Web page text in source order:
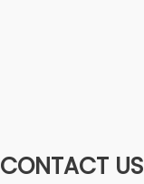
CONTACT US